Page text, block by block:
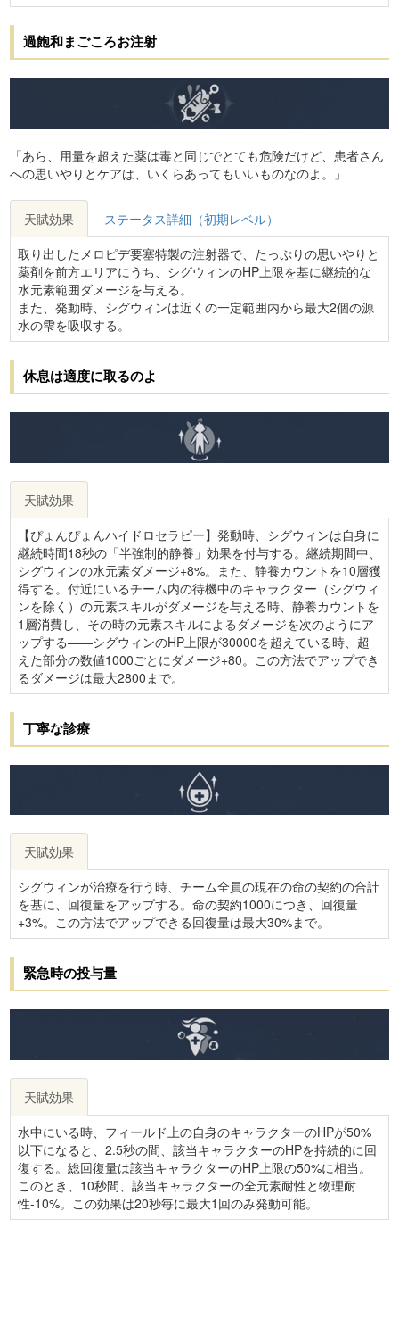
過飽和まごころお注射
「あら、用量を超えた薬は毒と同じでとても危険だけど、患者さん
への思いやりとケアは、いくらあってもいいものなのよ。」
天賦効果
ステータス詳細（初期レベル）
取り出したメロピデ要塞特製の注射器で、たっぷりの思いやりと
薬剤を前方エリアにうち、シグウィンのHP上限を基に継続的な
水元素範囲ダメージを与える。
また、発動時、シグウィンは近くの一定範囲内から最大2個の源
水の雫を吸収する。
休息は適度に取るのよ
天賦効果
【ぴょんぴょんハイドロセラピー】発動時、シグウィンは自身に
継続時間18秒の「半強制的静養」効果を付与する。継続期間中、
シグウィンの水元素ダメージ+8%。また、静養カウントを10層獲
得する。付近にいるチーム内の待機中のキャラクター（シグウィ
ンを除く）の元素スキルがダメージを与える時、静養カウントを
1層消費し、その時の元素スキルによるダメージを次のようにア
ップする――シグウィンのHP上限が30000を超えている時、超
えた部分の数値1000ごとにダメージ+80。この方法でアップでき
るダメージは最大2800まで。
丁寧な診療
天賦効果
シグウィンが治療を行う時、チーム全員の現在の命の契約の合計
を基に、回復量をアップする。命の契約1000につき、回復量
+3%。この方法でアップできる回復量は最大30%まで。
緊急時の投与量
天賦効果
水中にいる時、フィールド上の自身のキャラクターのHPが50%
以下になると、2.5秒の間、該当キャラクターのHPを持続的に回
復する。総回復量は該当キャラクターのHP上限の50%に相当。
このとき、10秒間、該当キャラクターの全元素耐性と物理耐
性-10%。この効果は20秒毎に最大1回のみ発動可能。